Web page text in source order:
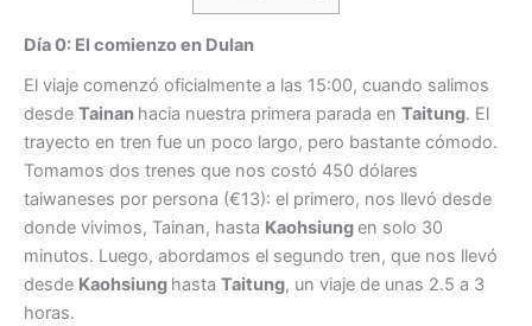
Día 0: El comienzo en Dulan
El viaje comenzó oficialmente a las 15:00, cuando salimos
desde Tainan hacia nuestra primera parada en Taitung. El
trayecto en tren fue un poco largo, pero bastante cómodo.
Tomamos dos trenes que nos costó 450 dólares
taiwaneses por persona (€13): el primero, nos llevó desde
donde vivimos, Tainan, hasta Kaohsiungen solo 30
minutos. Luego, abordamos el segundo tren, que nos llevó
desde Kaohsiung hasta Taitung, un viaje de unas 2.5 a 3
horas.